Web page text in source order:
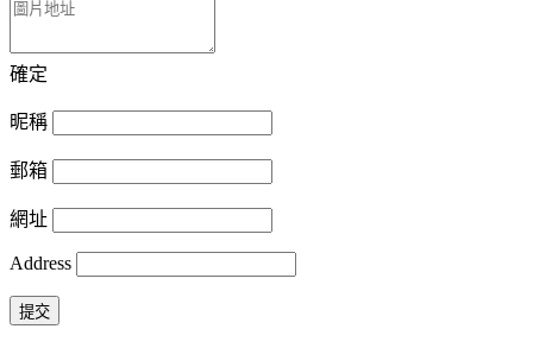
確定
昵稱
郵箱
網址
Address
提交